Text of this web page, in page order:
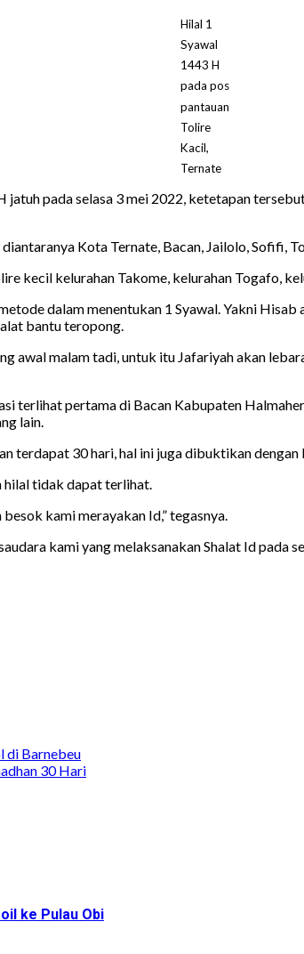
Hilal 1
Syawal
1443 H
pada pos
pantauan
Tolire
Kacil,
Ternate
jatuh pada selasa 3 mei 2022, ketetapan
Kota Ternate, Bacan, Jailolo, Sofifi,
kecil kelurahan Takome, kelurahan Togafo,
dalam menentukan 1 Syawal. Yakni
bantu teropong.
awal malam tadi, untuk itu Jafariyah akan
terlihat pertama di Bacan Kabupaten
lain.
terdapat 30 hari, hal ini juga dibuktikan
hilal tidak dapat terlihat.
kami merayakan Id,” tegasnya.
kami yang melaksanakan Shalat Id
di Barnebeu
30 Hari
ke Pulau Obi